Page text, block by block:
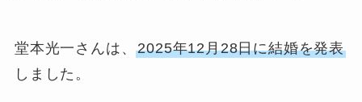
堂本光一さんは、2025年12月28日に結婚を発表
しました。